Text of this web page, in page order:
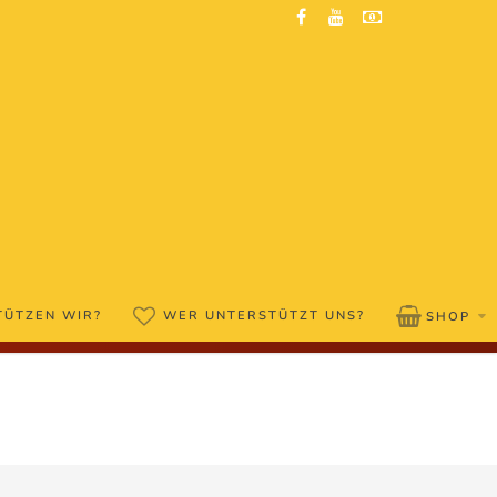
WIR? WER UNTERSTÜTZT UNS? SHOP